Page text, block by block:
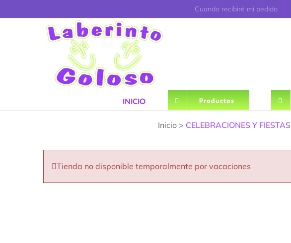
al
Cuando recibiré mi pedido
INICIO Productos
Inicio > CELEBRACIONES Y FIESTAS
Tienda no disponible temporalmente por vacaciones